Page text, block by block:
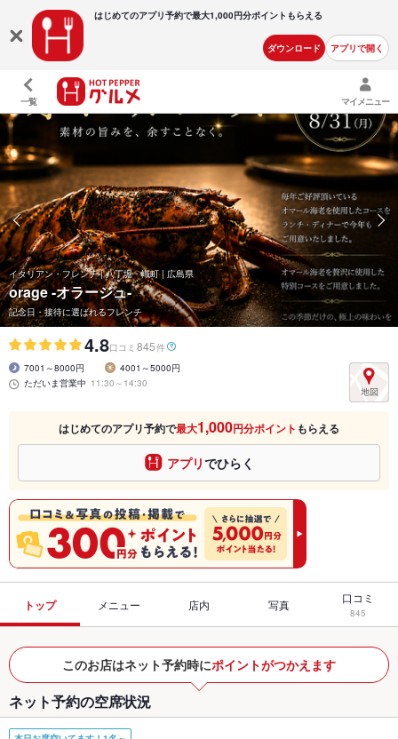
はじめてのアプリ予約で最大1,000円分ポイントもらえる
ダウンロード アプリで開く
一覧 マイメニュー
イタリアン・フレンチ | 八丁堀・幟町 | 広島県
orage -オラージュ-
記念日・接待に選ばれるフレンチ
4.8口コミ 845件
7001～8000円
4001～5000円
ただいま営業中 11:30～14:30
はじめてのアプリ予約で最大1,000円分ポイント もらえる
アプリでひらく
トップ メニュー 店内 写真 口コミ
845
このお店はネット予約時にポイントがつかえます
ネット予約の空席状況